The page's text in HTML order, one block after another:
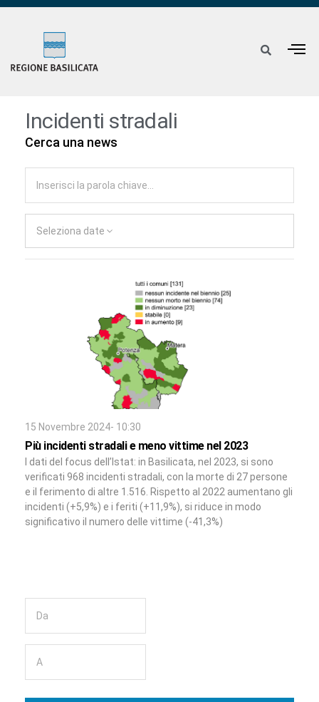
Incidenti stradali
Cerca una news
Seleziona date
15 Novembre 2024- 10:30
Più incidenti stradali e meno vittime nel 2023
I dati del focus dell’Istat: in Basilicata, nel 2023, si sono
verificati 968 incidenti stradali, con la morte di 27 persone
e il ferimento di altre 1.516. Rispetto al 2022 aumentano gli
incidenti (+5,9%) e i feriti (+11,9%), si riduce in modo
significativo il numero delle vittime (-41,3%)